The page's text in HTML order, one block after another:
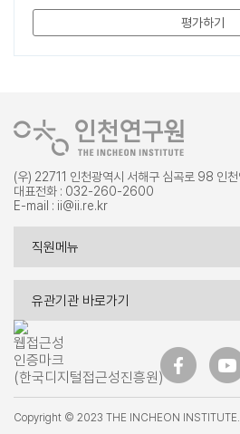
평가하기
(우) 22711 인천광역시 서해구 심곡로 98 인천
대표전화 : 032-260-2600
E-mail : ii@ii.re.kr
직원메뉴
규정집
유관기관 바로가기
Copyright © 2023 THE INCHEON